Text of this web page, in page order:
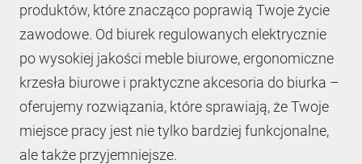
produktów, które znacząco poprawią Twoje życie
zawodowe. Od biurek regulowanych elektrycznie
po wysokiej jakości meble biurowe, ergonomiczne
krzesła biurowe i praktyczne akcesoria do biurka –
oferujemy rozwiązania, które sprawiają, że Twoje
miejsce pracy jest nie tylko bardziej funkcjonalne,
ale także przyjemniejsze.